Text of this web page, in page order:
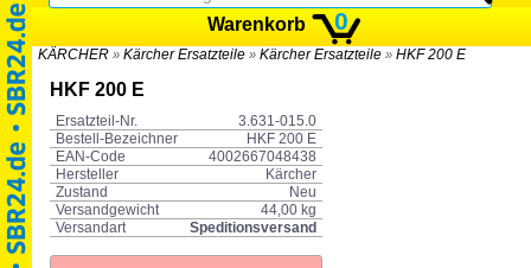
Warenkorb 0
KÄRCHER » Kärcher Ersatzteile » Kärcher Ersatzteile » HKF 200 E
HKF 200 E
Ersatzteil-Nr.
3.631-015.0
Bestell-Bezeichner
HKF 200 E
EAN-Code
4002667048438
Hersteller
Kärcher
Zustand
Neu
Versandgewicht
44,00 kg
Versandart
Speditionsversand